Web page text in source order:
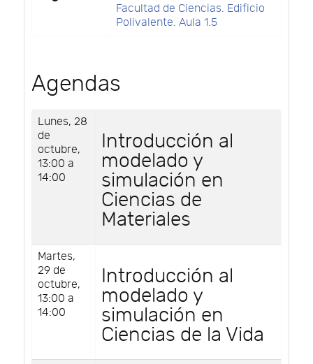
Facultad de Ciencias. Edificio
Polivalente. Aula 1.5
Agendas
Lunes, 28
de
octubre,
13:00 a
14:00
Introducción al
modelado y
simulación en
Ciencias de
Materiales
Martes,
29 de
octubre,
13:00 a
14:00
Introducción al
modelado y
simulación en
Ciencias de la Vida